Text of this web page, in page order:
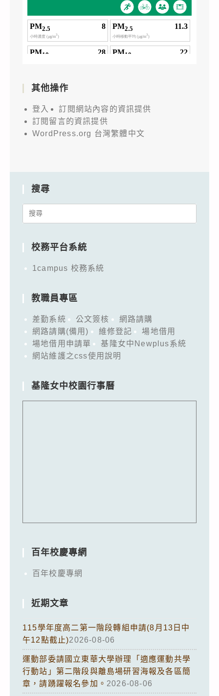
其他操作
登入
訂閱網站內容的資訊提供
訂閱留言的資訊提供
WordPress.org 台灣繁體中文
搜尋
Search
校務平台系統
1campus 校務系統
教職員專區
差勤系統 公文簽核
網路請購
網路請購(備用)
維修登記
場地借用
場地借用申請單
基隆女中Newplus系統
網站維護之css使用說明
基隆女中校園行事曆
百年校慶專網
百年校慶專網
近期文章
115學年度高二第一階段轉組申請(8月13日中
午12點截止)2026-08-06
運動部委請國立東華大學辦理「適應運動共學
行動站」第二階段與離島場研習海報及各區簡
章，請踴躍報名參加。 2026-08-06